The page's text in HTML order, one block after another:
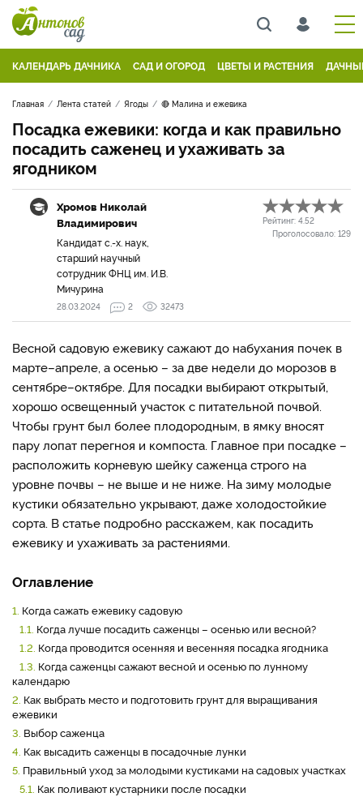
КАЛЕНДАРЬ ДАЧНИКА САД И ОГОРОД ЦВЕТЫ И РАСТЕНИЯ
Главная Лента статей Ягоды 🔴 Малина и ежевика
Посадка ежевики: когда и как правильно
посадить саженец и ухаживать за
ягодником
Хромов Николай
Владимирович
Кандидат с.-х. наук,
старший научный
сотрудник ФНЦ им. И.В.
Мичурина
Рейтинг: 4.52
Проголосовало: 129
28.03.2024 2 32473
Весной садовую ежевику сажают до набухания почек в
марте–апреле, а осенью – за две недели до морозов в
сентябре–октябре. Для посадки выбирают открытый,
хорошо освещенный участок с питательной почвой.
Чтобы грунт был более плодородным, в ямку вносят
пару лопат перегноя и компоста. Главное при посадке –
расположить корневую шейку саженца строго на
уровне почвы – не выше и не ниже. На зиму молодые
кустики обязательно укрывают, даже холодостойкие
сорта. В статье подробно расскажем, как посадить
ежевику и ухаживать за растениями.
Оглавление
1. Когда сажать ежевику садовую
1.1. Когда лучше посадить саженцы – осенью или весной?
1.2. Когда проводится осенняя и весенняя посадка ягодника
1.3. Когда саженцы сажают весной и осенью по лунному
календарю
2. Как выбрать место и подготовить грунт для выращивания
ежевики
3. Выбор саженца
4. Как высадить саженцы в посадочные лунки
5. Правильный уход за молодыми кустиками на садовых участках
5.1. Как поливают кустарники после посадки